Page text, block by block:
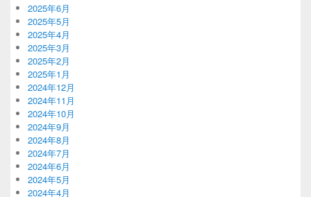
2025年6月
2025年5月
2025年4月
2025年3月
2025年2月
2025年1月
2024年12月
2024年11月
2024年10月
2024年9月
2024年8月
2024年7月
2024年6月
2024年5月
2024年4月